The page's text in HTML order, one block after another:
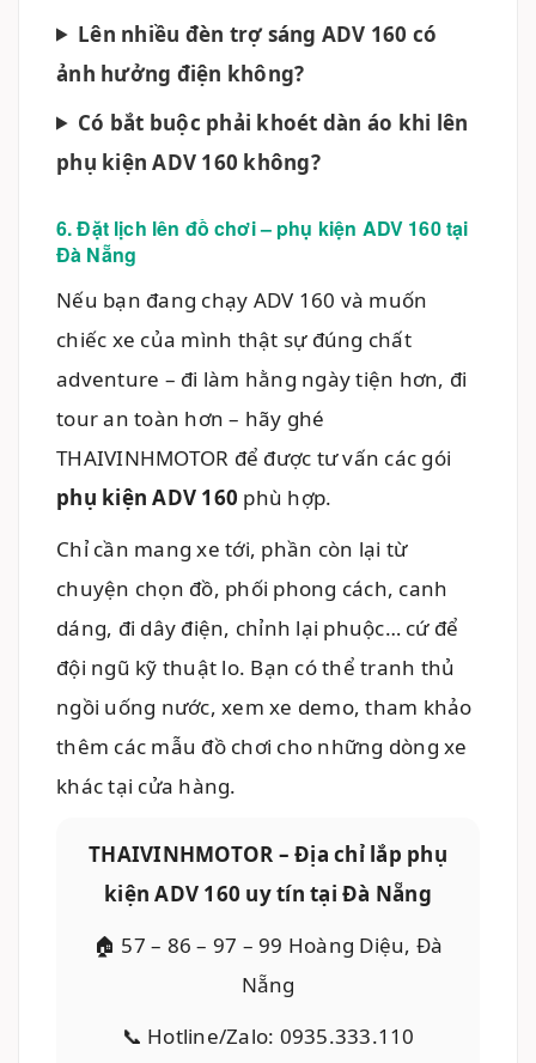
Lên nhiều đèn trợ sáng ADV 160 có
ảnh hưởng điện không?
Có bắt buộc phải khoét dàn áo khi lên
phụ kiện ADV 160 không?
6. Đặt lịch lên đồ chơi – phụ kiện ADV 160 tại
Đà Nẵng
Nếu bạn đang chạy ADV 160 và muốn
chiếc xe của mình thật sự đúng chất
adventure – đi làm hằng ngày tiện hơn, đi
tour an toàn hơn – hãy ghé
THAIVINHMOTOR để được tư vấn các gói
phụ kiện ADV 160 phù hợp.
Chỉ cần mang xe tới, phần còn lại từ
chuyện chọn đồ, phối phong cách, canh
dáng, đi dây điện, chỉnh lại phuộc… cứ để
đội ngũ kỹ thuật lo. Bạn có thể tranh thủ
ngồi uống nước, xem xe demo, tham khảo
thêm các mẫu đồ chơi cho những dòng xe
khác tại cửa hàng.
THAIVINHMOTOR – Địa chỉ lắp phụ
kiện ADV 160 uy tín tại Đà Nẵng
🏠 57 – 86 – 97 – 99 Hoàng Diệu, Đà
Nẵng
📞 Hotline/Zalo: 0935.333.110